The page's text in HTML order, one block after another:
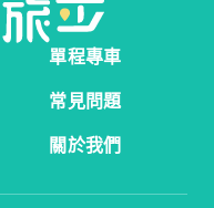
單程專車
常見問題
關於我們